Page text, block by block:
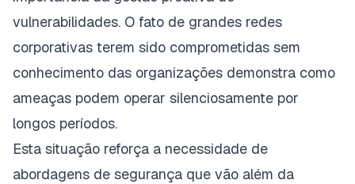
vulnerabilidades. O fato de grandes redes
corporativas terem sido comprometidas sem
conhecimento das organizações demonstra como
ameaças podem operar silenciosamente por
longos períodos.
Esta situação reforça a necessidade de
abordagens de segurança que vão além da